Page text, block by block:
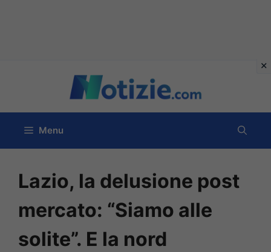
contenuto
Menu
Lazio, la delusione post
mercato: “Siamo alle
solite”. E la nord